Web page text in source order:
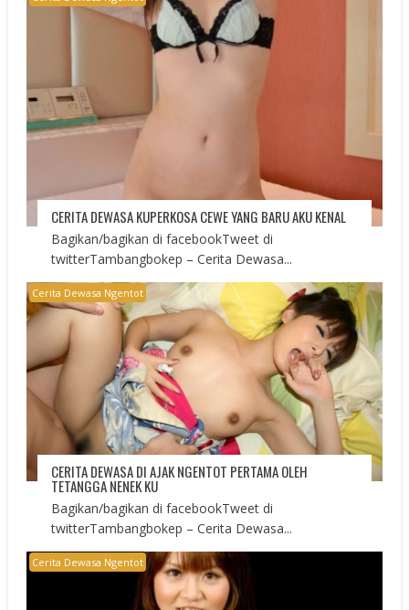
CERITA DEWASA KUPERKOSA CEWE YANG BARU AKU KENAL
Bagikan/bagikan di facebookTweet di
twitterTambangbokep – Cerita Dewasa...
Cerita Dewasa Ngentot
CERITA DEWASA DI AJAK NGENTOT PERTAMA OLEH
TETANGGA NENEK KU
Bagikan/bagikan di facebookTweet di
twitterTambangbokep – Cerita Dewasa...
Cerita Dewasa Ngentot